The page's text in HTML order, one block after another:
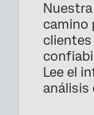
camino
clientes
Lee el
análisis